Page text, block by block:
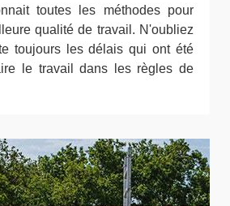
toutes les méthodes pour
qualité de travail. N'oubliez
toujours les délais qui ont été
le travail dans les règles de